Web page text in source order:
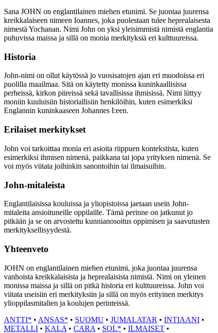
Sana JOHN on englantilainen miehen etunimi. Se juontaa juurensa
kreikkalaiseen nimeen Ioannes, joka puolestaan tulee heprealaisesta
nimestä Yochanan. Nimi John on yksi yleisimmistä nimistä englantia
puhuvissa maissa ja sillä on monia merkityksiä eri kulttuureissa.
Historia
John-nimi on ollut käytössä jo vuosisatojen ajan eri muodoissa eri
puolilla maailmaa. Sitä on käytetty monissa kuninkaallisissa
perheissä, kirkon piireissä sekä tavallisissa ihmisissä. Nimi liittyy
moniin kuuluisiin historiallisiin henkilöihin, kuten esimerkiksi
Englannin kuninkaaseen Johannes I:een.
Erilaiset merkitykset
John voi tarkoittaa monia eri asioita riippuen kontekstista, kuten
esimerkiksi ihmisen nimenä, paikkana tai jopa yrityksen nimenä. Se
voi myös viitata joihinkin sanontoihin tai ilmaisuihin.
John-mitaleista
Englantilaisissa kouluissa ja yliopistoissa jaetaan usein John-
mitaleita ansioituneille oppilaille. Tämä perinne on jatkunut jo
pitkään ja se on arvostettu kunnianosoitus oppimisen ja saavutusten
merkityksellisyydestä.
Yhteenveto
JOHN on englantilainen miehen etunimi, joka juontaa juurensa
vanhoista kreikkalaisista ja heprealaisista nimistä. Nimi on yleinen
monissa maissa ja sillä on pitkä historia eri kulttuureissa. John voi
viitata useisiin eri merkityksiin ja sillä on myös erityinen merkitys
ylioppilasmitalien ja koulujen perinteissä.
ANTTI* • ANSAS* • SUOMU • JUMALATAR • INTIAANI •
METALLI • KALA • CARA • SOL* • ILMAISET •